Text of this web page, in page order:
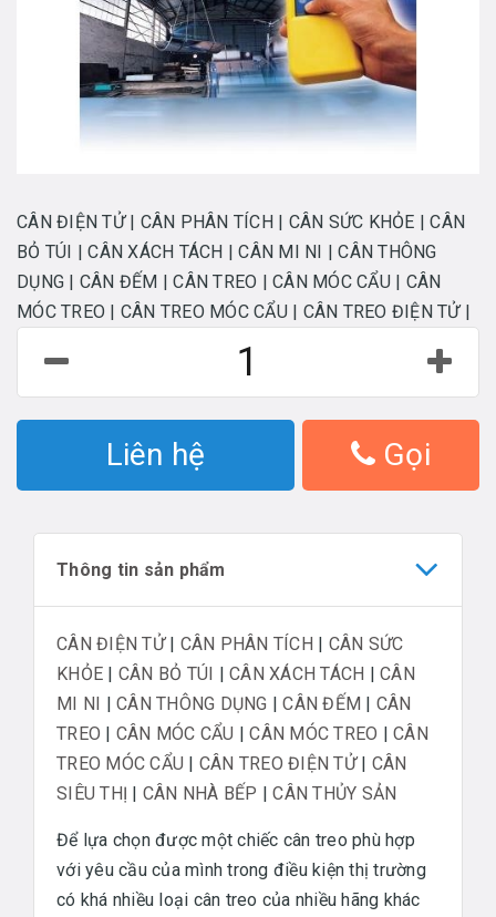
CÂN ĐIỆN TỬ | CÂN PHÂN TÍCH | CÂN SỨC KHỎE | CÂN
BỎ TÚI | CÂN XÁCH TÁCH | CÂN MI NI | CÂN THÔNG
DỤNG | CÂN ĐẾM | CÂN TREO | CÂN MÓC CẨU | CÂN
MÓC TREO | CÂN TREO MÓC CẨU | CÂN TREO ĐIỆN TỬ |
Liên hệ Gọi
Thông tin sản phẩm
CÂN ĐIỆN TỬ| CÂN PHÂN TÍCH | CÂN SỨC
KHỎE | CÂN BỎ TÚI | CÂN XÁCH TÁCH | CÂN
MI NI | CÂN THÔNG DỤNG |CÂN ĐẾM | CÂN
TREO | CÂN MÓC CẨU |CÂN MÓC TREO | CÂN
TREO MÓC CẨU | CÂN TREO ĐIỆN TỬ| CÂN
SIÊU THỊ | CÂN NHÀ BẾP |CÂN THỦY SẢN
Để lựa chọn được một chiếc cân treo phù hợp
với yêu cầu của mình trong điều kiện thị trường
có khá nhiều loại cân treo của nhiều hãng khác